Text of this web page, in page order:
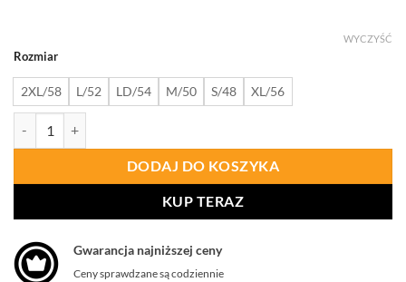
Rozmiar
2XL/58 L/52 LD/54 M/50 S/48 XL/56
WYCZYŚĆ
DODAJ DO KOSZYKA
KUP TERAZ
Gwarancja najniższej ceny
Ceny sprawdzane są codziennie